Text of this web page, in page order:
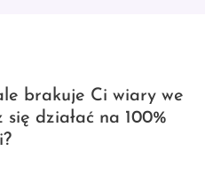
brakuje Ci wiary we
się działać na 100%